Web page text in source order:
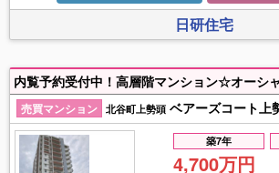
日研住宅
売買マンション 北谷町上勢頭 ベアーズコート上
築7年
4,700万円